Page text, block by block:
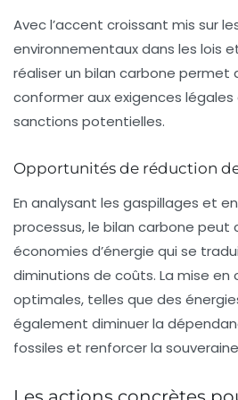
Avec l’accent croissant mis sur
environnementaux dans les lois
réaliser un bilan carbone permet
conformer aux exigences légales
sanctions potentielles.
Opportunités de réduction
En analysant les gaspillages et
processus, le bilan carbone peut
économies d’énergie qui se
diminutions de coûts. La mise
optimales, telles que des
également diminuer la
fossiles et renforcer la